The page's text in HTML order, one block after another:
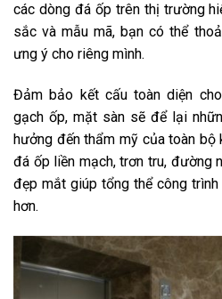
các dòng đá ốp trên thị trường
sắc và mẫu mã, bạn có thể
ưng ý cho riêng mình.
Đảm bảo kết cấu toàn diện
gạch ốp, mặt sàn sẽ để lại
hưởng đến thẩm mỹ của toàn
đá ốp liền mạch, trơn tru, đường
đẹp mắt giúp tổng thể công
hơn.